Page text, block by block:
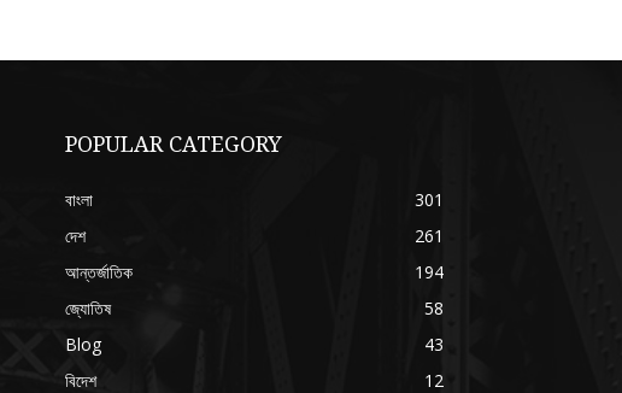
POPULAR CATEGORY
বাংলা
301
দেশ
261
আন্তর্জাতিক
194
জ্যোতিষ
58
Blog
43
বিদেশ
12